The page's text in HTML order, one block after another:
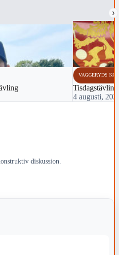
›
VAGGERYDS
4 augusti,
diskussion.